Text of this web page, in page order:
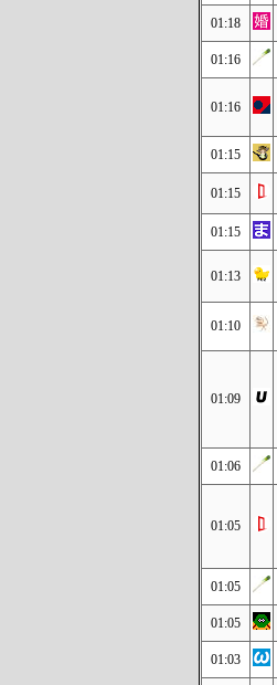
01:18
01:16
01:16
01:15
01:15
01:15
01:13
01:10
01:09
01:06
01:05
01:05
01:05
01:03